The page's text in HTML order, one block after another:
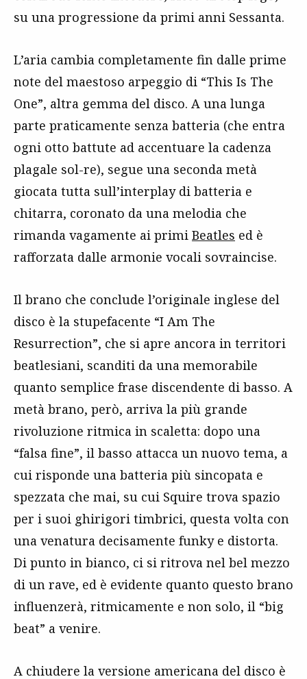
su una progressione da primi anni Sessanta.
L’aria cambia completamente fin dalle prime
note del maestoso arpeggio di “This Is The
One”, altra gemma del disco. A una lunga
parte praticamente senza batteria (che entra
ogni otto battute ad accentuare la cadenza
plagale sol-re), segue una seconda metà
giocata tutta sull’interplay di batteria e
chitarra, coronato da una melodia che
rimanda vagamente ai primi Beatles ed è
rafforzata dalle armonie vocali sovraincise.
Il brano che conclude l’originale inglese del
disco è la stupefacente “I Am The
Resurrection”, che si apre ancora in territori
beatlesiani, scanditi da una memorabile
quanto semplice frase discendente di basso. A
metà brano, però, arriva la più grande
rivoluzione ritmica in scaletta: dopo una
“falsa fine”, il basso attacca un nuovo tema, a
cui risponde una batteria più sincopata e
spezzata che mai, su cui Squire trova spazio
per i suoi ghirigori timbrici, questa volta con
una venatura decisamente funky e distorta.
Di punto in bianco, ci si ritrova nel bel mezzo
di un rave, ed è evidente quanto questo brano
influenzerà, ritmicamente e non solo, il “big
beat” a venire.
A chiudere la versione americana del disco è